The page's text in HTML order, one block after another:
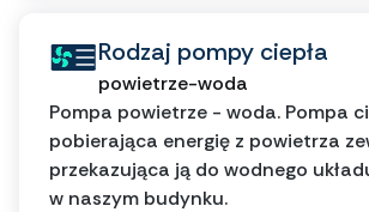
Rodzaj pompy ciepła
powietrze-woda
Pompa powietrze - woda. Pompa
pobierająca energię z powietrza
przekazująca ją do wodnego
w naszym budynku.